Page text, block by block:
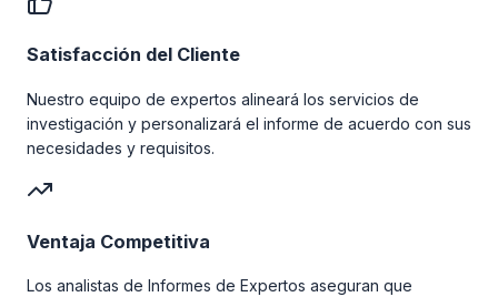
Satisfacción del Cliente
Nuestro equipo de expertos alineará los servicios de
investigación y personalizará el informe de acuerdo con sus
necesidades y requisitos.
Ventaja Competitiva
Los analistas de Informes de Expertos aseguran que